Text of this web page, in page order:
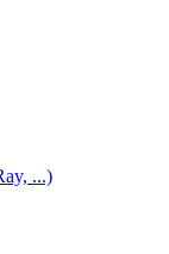
...)